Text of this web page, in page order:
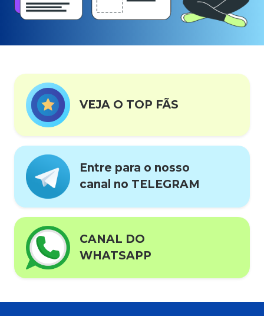
VEJA O TOP FÃS
Entre para o nosso
canal no TELEGRAM
CANAL DO
WHATSAPP